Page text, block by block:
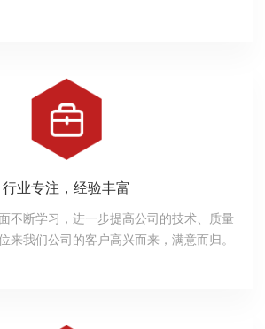
行业专注，经验丰富
不断学习，进一步提高公司的技术、质量
来我们公司的客户高兴而来，满意而归。